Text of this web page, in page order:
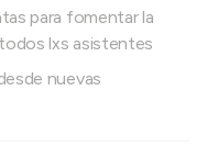
para fomentar la
lxs asistentes
nuevas